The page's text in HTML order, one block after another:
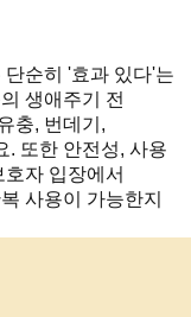
순히 '효과 있다'는
생애주기 전
충, 번데기,
. 또한 안전성, 사용
자 입장에서
사용이 가능한지